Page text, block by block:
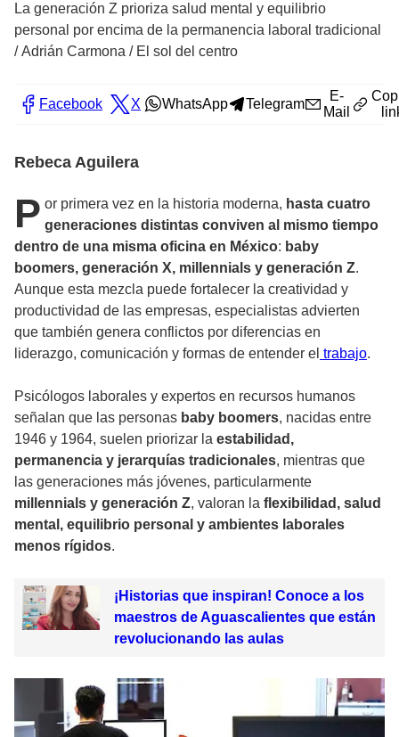
La generación Z prioriza salud mental y equilibrio
personal por encima de la permanencia laboral tradicional
/Adrián Carmona / El sol del centro
Facebook X WhatsApp Telegram
E-
Mail
Rebeca Aguilera
P or primera vez en la historia moderna, hasta cuatro
generaciones distintas conviven al mismo tiempo
dentro de una misma oficina en México: baby
boomers, generación X, millennials y generación Z.
Aunque esta mezcla puede fortalecer la creatividad y
productividad de las empresas, especialistas advierten
que también genera conflictos por diferencias en
liderazgo, comunicación y formas de entender el trabajo.
Psicólogos laborales y expertos en recursos humanos
señalan que las personas baby boomers, nacidas entre
1946 y 1964, suelen priorizar la estabilidad,
permanencia y jerarquías tradicionales, mientras que
las generaciones más jóvenes, particularmente
millennials y generación Z, valoran la flexibilidad, salud
mental, equilibrio personal y ambientes laborales
menos rígidos.
¡Historias que inspiran! Conoce a los
maestros de Aguascalientes que están
revolucionando las aulas